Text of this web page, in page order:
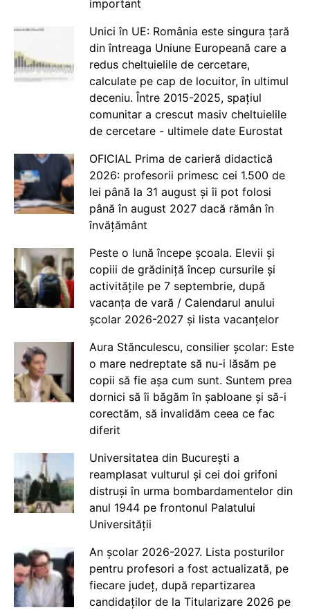
important
Unici în UE: România este singura țară
din întreaga Uniune Europeană care a
redus cheltuielile de cercetare,
calculate pe cap de locuitor, în ultimul
deceniu. Între 2015-2025, spațiul
comunitar a crescut masiv cheltuielile
de cercetare - ultimele date Eurostat
OFICIAL Prima de carieră didactică
2026: profesorii primesc cei 1.500 de
lei până la 31 august și îi pot folosi
până în august 2027 dacă rămân în
învățământ
Peste o lună începe școala. Elevii și
copiii de grădiniță încep cursurile și
activitățile pe 7 septembrie, după
vacanța de vară / Calendarul anului
școlar 2026-2027 și lista vacanțelor
Aura Stănculescu, consilier școlar: Este
o mare nedreptate să nu-i lăsăm pe
copii să fie așa cum sunt. Suntem prea
dornici să îi băgăm în șabloane și să-i
corectăm, să invalidăm ceea ce fac
diferit
Universitatea din București a
reamplasat vulturul și cei doi grifoni
distruși în urma bombardamentelor din
anul 1944 pe frontonul Palatului
Universității
An școlar 2026-2027. Lista posturilor
pentru profesori a fost actualizată, pe
fiecare județ, după repartizarea
candidaților de la Titularizare 2026 pe